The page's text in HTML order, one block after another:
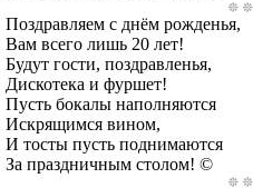
Поздравляем с днём рожденья,
Вам всего лишь 20 лет!
Будут гости, поздравленья,
Дискотека и фуршет!
Пусть бокалы наполняются
Искрящимся вином,
И тосты пусть поднимаются
За праздничным столом! ©